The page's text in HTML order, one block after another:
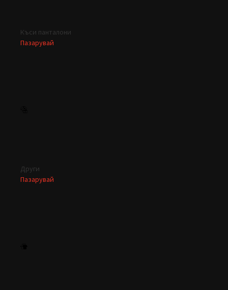
Къси панталони
Пазарувай
Други
Пазарувай